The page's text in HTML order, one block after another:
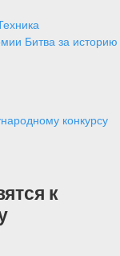
Битва за историю
конкурсу
к